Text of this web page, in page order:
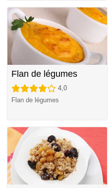
Flan de légumes
4,0
Flan de légumes